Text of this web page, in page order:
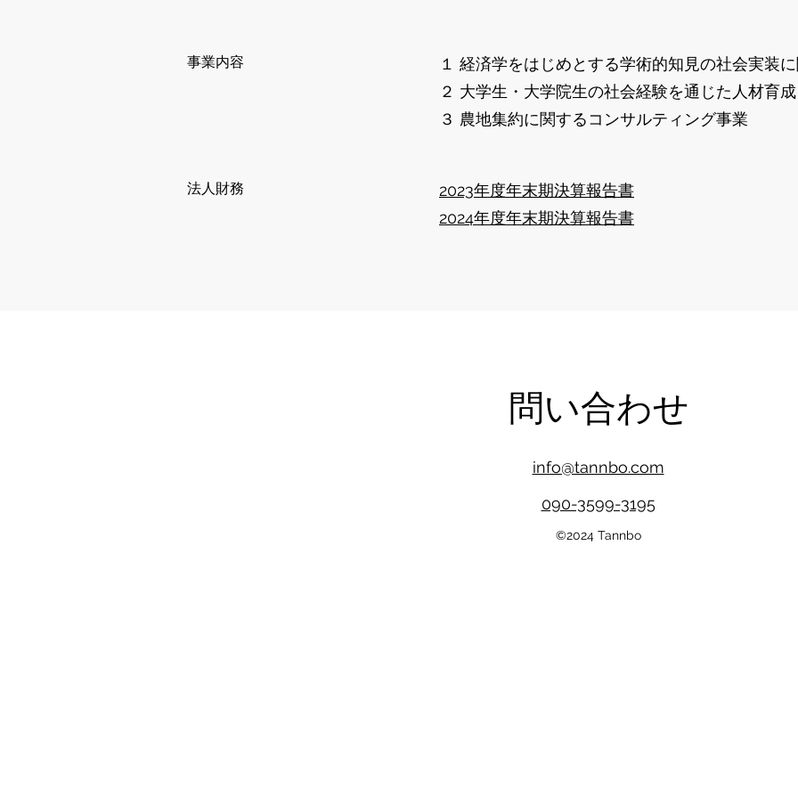
​事業内容
１ 経済学をはじめとする学術的知見の社会実装
２ 大学生・大学院生の社会経験を通じた人材育成
３ 農地集約に関するコンサルティング事業
法人財務
2023年度年末期決算報告書
2024年度年末期決算報告書
問い合わせ
info@tannbo.com
​090-3599-3195
©2024 Tannbo